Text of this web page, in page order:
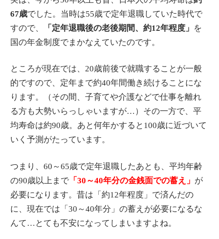
67歳でした。当時は55歳で定年退職していた時代で
すので、
「定年退職後の老後期間、約12年程度」 を
国の年金制度でまかなえていたのです。
ところが現在では、20歳前後で就職することが一般
的ですので、定年まで約40年間働き続けることにな
ります。（その間、子育てや介護などで仕事を離れ
る方も大勢いらっしゃいますが…）その一方で、平
均寿命は約90歳。あと何年かすると100歳に近づいて
いく予測がたっています。
つまり、60～65歳で定年退職したあとも、平均年齢
の90歳以上まで 「30～40年分の金銭面での蓄え」 が
必要になります。昔は「約12年程度」で済んだの
に、現在では「30～40年分」の蓄えが必要になるな
んて…とても不安になってしまいますよね。